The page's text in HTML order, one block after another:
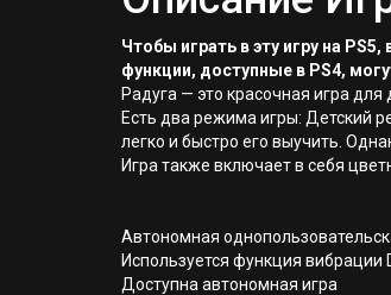
Чтобы играть в эту игру на
функции, доступные в PS4,
Радуга — это красочная игра
Есть два режима игры: Детский
легко и быстро его выучить.
Игра также включает в себя
Автономная
Используется функция вибрации
Доступна автономная игра